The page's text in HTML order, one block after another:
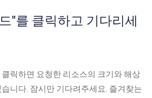
"를 클릭하고 기다리세
릭하면 요청한 리소스의 크기와 해상
니다. 잠시만 기다려주세요. 즐겨찾는